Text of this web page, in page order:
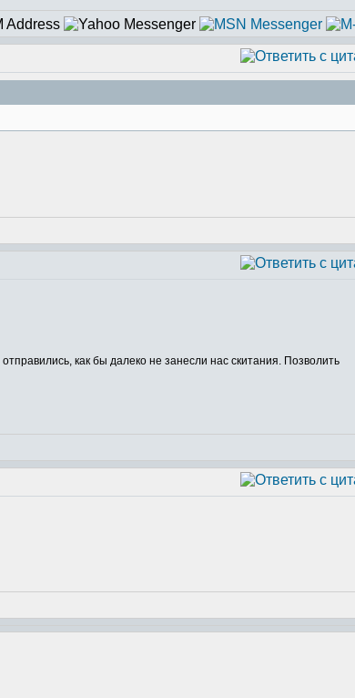
как бы далеко не занесли нас скитания. Позволить